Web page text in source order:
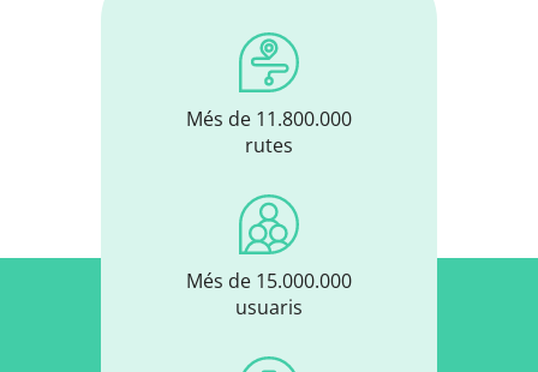
Més de 11.800.000
rutes
Més de 15.000.000
usuaris